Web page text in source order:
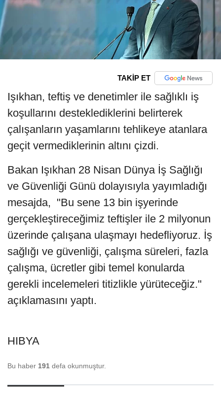
TAKİP ET
Işıkhan, teftiş ve denetimler ile sağlıklı iş
koşullarını desteklediklerini belirterek
çalışanların yaşamlarını tehlikeye atanlara
geçit vermediklerinin altını çizdi.
Bakan Işıkhan 28 Nisan Dünya İş Sağlığı
ve Güvenliği Günü dolayısıyla yayımladığı
mesajda, "Bu sene 13 bin işyerinde
gerçekleştireceğimiz teftişler ile 2 milyonun
üzerinde çalışana ulaşmayı hedefliyoruz. İş
sağlığı ve güvenliği, çalışma süreleri, fazla
çalışma, ücretler gibi temel konularda
gerekli incelemeleri titizlikle yürüteceğiz."
açıklamasını yaptı.
HIBYA
Bu haber 191 defa okunmuştur.